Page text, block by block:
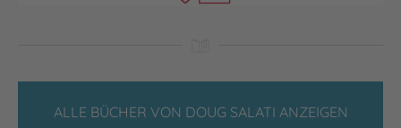
ALLE BÜCHER VON DOUG SALATI ANZEIGEN